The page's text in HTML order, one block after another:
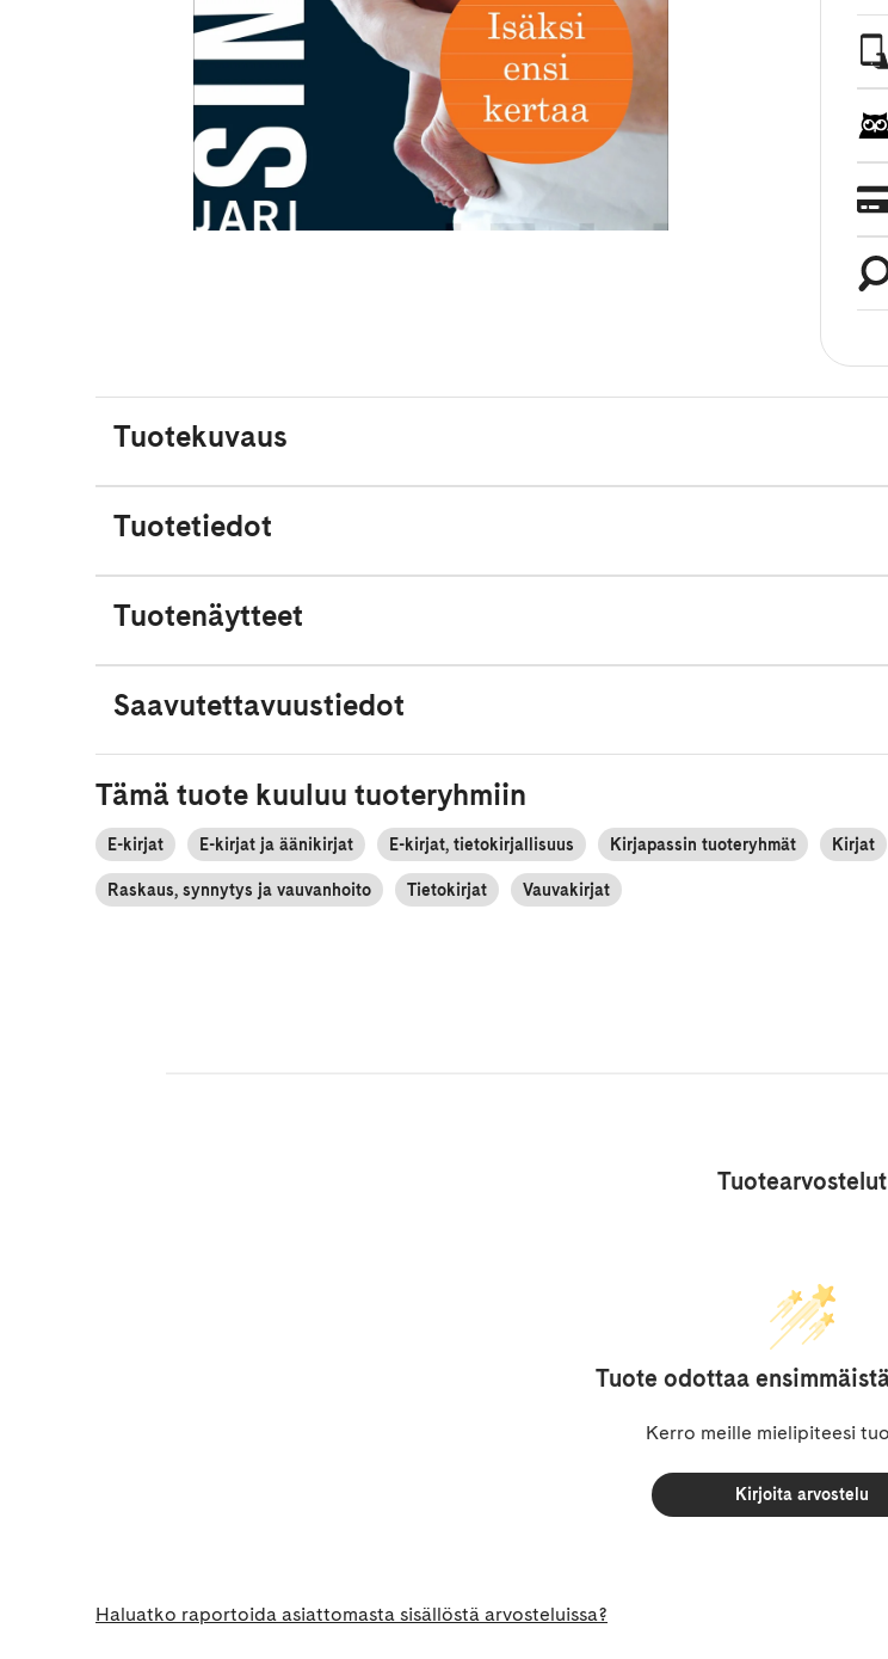
Tuotekuvaus
Tuotetiedot
Tuotenäytteet
Saavutettavuustiedot
Tämä tuote kuuluu tuoteryhmiin
E-kirjat E-kirjat ja äänikirjat E-kirjat, tietokirjallisuus Kirjapassin tuoteryhmät Kirjat
Raskaus, synnytys ja vauvanhoito Tietokirjat Vauvakirjat
Tuotearvostelut
Tuote odottaa
Kerro meille mielipiteesi
Kirjoita arvostelu
Haluatko raportoida asiattomasta sisällöstä arvosteluissa?